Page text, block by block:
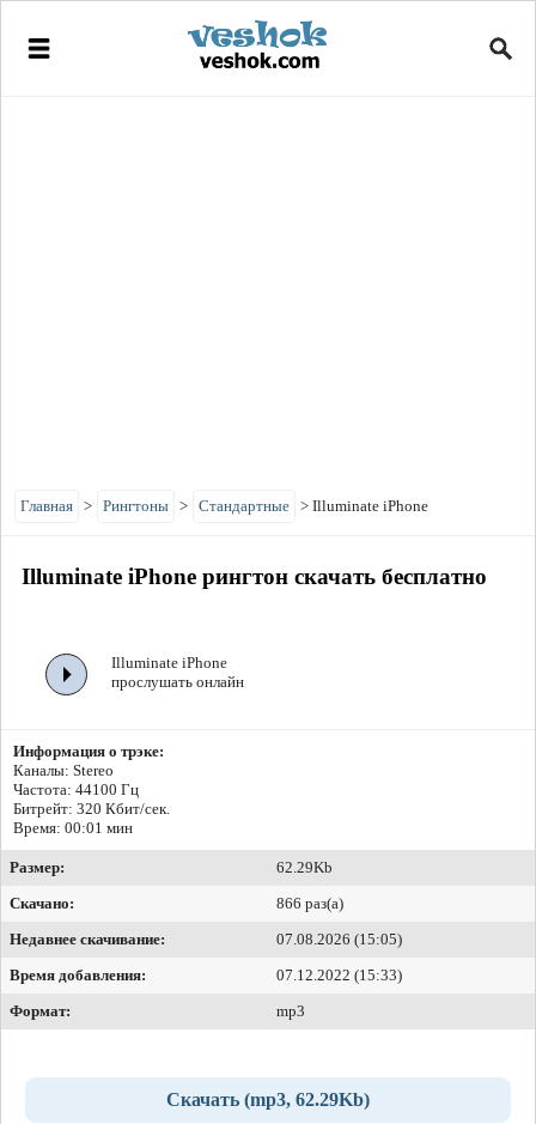
Главная > Рингтоны > Стандартные > Illuminate iPhone
Illuminate iPhone рингтон скачать бесплатно
Illuminate iPhone
прослушать онлайн
Информация о трэке:
Каналы: Stereo
Частота: 44100 Гц
Битрейт: 320 Кбит/сек.
Время: 00:01 мин
Размер:
62.29Kb
Скачано:
866 раз(а)
Недавнее скачивание:
07.08.2026 (15:05)
Время добавления:
07.12.2022 (15:33)
Формат:
mp3
Скачать (mp3, 62.29Kb)